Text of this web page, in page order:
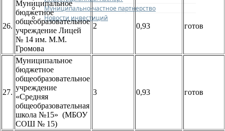
Муниципально-частное партнерство
Новости инвестиций
26.
Муниципальное
бюджетное
общеобразовательное
учреждение Лицей
№ 14 им. М.М.
Громова
2 0,93 готов
27.
Муниципальное
бюджетное
общеобразовательное
учреждение
«Средняя
общеобразовательная
школа №15» (МБОУ
СОШ № 15)
3 0,93 готов